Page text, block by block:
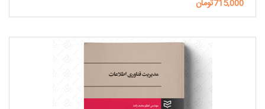
715,000تومان